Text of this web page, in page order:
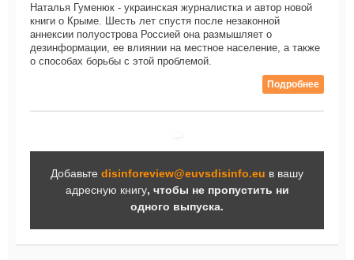
Наталья Гуменюк - украинская журналистка и автор новой
книги о Крыме. Шесть лет спустя после незаконной
аннексии полуострова Россией она размышляет о
дезинформации, ее влиянии на местное население, а также
о способах борьбы с этой проблемой.
Подробнее
Добавьте disinforeview@euvsdisinfo.eu в вашу
адресную книгу, чтобы не пропустить ни
одного выпуска.